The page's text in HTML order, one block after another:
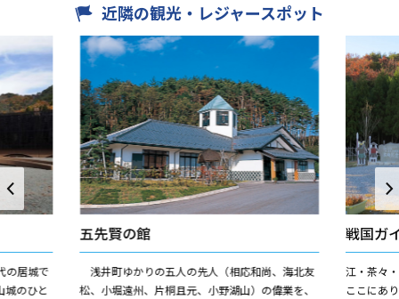
近隣の観光・レジャースポット
の居城で
城のひと
五先賢の館
浅井町ゆかりの五人の先人（相応和尚、海北友
松、小堀遠州、片桐且元、小野湖山）の偉業を、
戦国ガ
江・茶々
ここにあ